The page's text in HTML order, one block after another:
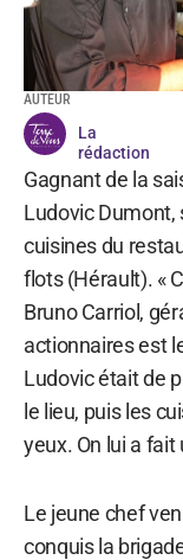
AUTEUR
La
rédaction
Gagnant de la
Ludovic Dumont,
cuisines du
flots (Hérault). «
Bruno Carriol,
actionnaires est
Ludovic était de
le lieu, puis les
yeux. On lui a fait
Le jeune chef
conquis la